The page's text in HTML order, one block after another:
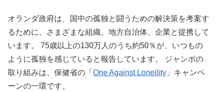
オランダ政府は、国中の孤独と闘うための解決策を考案す
るために、さまざまな組織、地方自治体、企業と提携して
います。 75歳以上の130万人のうち約50％が、いつもの
ように孤独を感じていると報告しています。 ジャンボの
取り組みは、保健省の「 One Against Loneility 」キャンペ
ーンの一環です。